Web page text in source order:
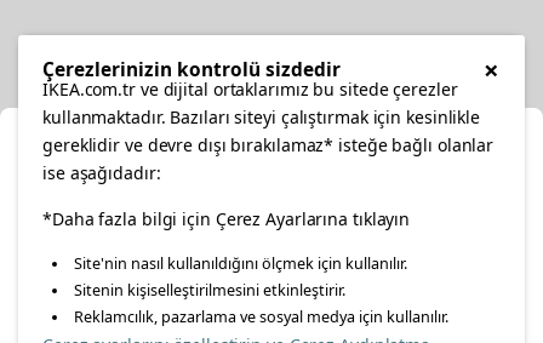
facebooktwitterinstagrampinterestyoutube
linkedin
Konumunuzu Seçin
İnternetten vereceğiniz siparişlerinizde size özel hizmet ve
içerikleri görebilmek için lütfen konumuzu seçin.
×
Çerezlerinizin kontrolü sizdedir
IKEA.com.tr ve dijital ortaklarımız bu sitede çerezler
kullanmaktadır. Bazıları siteyi çalıştırmak için kesinlikle
gereklidir ve devre dışı bırakılamaz* isteğe bağlı olanlar
ise aşağıdadır:
*Daha fazla bilgi için Çerez Ayarlarına tıklayın
Site'nin nasıl kullanıldığını ölçmek için kullanılır.
Sitenin kişiselleştirilmesini etkinleştirir.
Reklamcılık, pazarlama ve sosyal medya için kullanılır.